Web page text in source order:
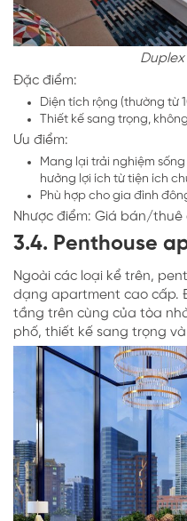
Đặc điểm:
Diện tích rộng (thường từ
Thiết kế sang trọng,
Ưu điểm:
Mang lại trải nghiệm
hưởng lợi ích từ tiện ích
Phù hợp cho gia đình
Nhược điểm: Giá bán/thuê
3.4. Penthouse
Ngoài các loại kể trên,
dạng apartment cao cấp.
tầng trên cùng của tòa
phố, thiết kế sang trọng